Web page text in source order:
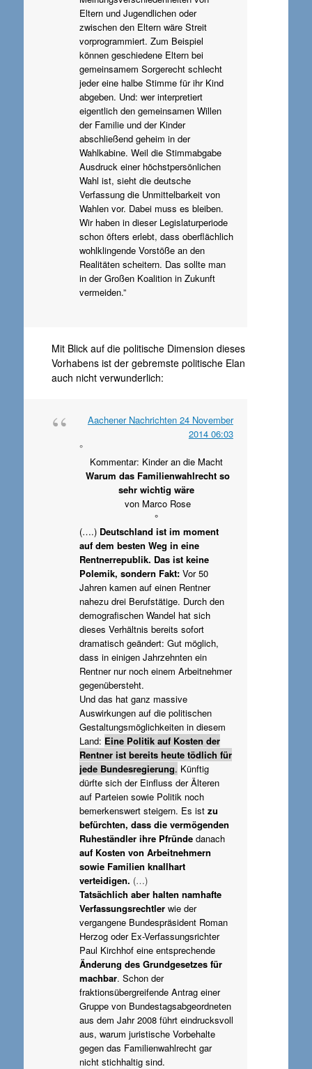
Eltern und Jugendlichen oder
zwischen den Eltern wäre Streit
vorprogrammiert. Zum Beispiel
können geschiedene Eltern bei
gemeinsamem Sorgerecht schlecht
jeder eine halbe Stimme für ihr Kind
abgeben. Und: wer interpretiert
eigentlich den gemeinsamen Willen
der Familie und der Kinder
abschließend geheim in der
Wahlkabine. Weil die Stimmabgabe
Ausdruck einer höchstpersönlichen
Wahl ist, sieht die deutsche
Verfassung die Unmittelbarkeit von
Wahlen vor. Dabei muss es bleiben.
Wir haben in dieser Legislaturperiode
schon öfters erlebt, dass oberflächlich
wohlklingende Vorstöße an den
Realitäten scheitern. Das sollte man
in der Großen Koalition in Zukunft
vermeiden.”
Mit Blick auf die politische Dimension dieses
Vorhabens ist der gebremste politische Elan
auch nicht verwunderlich:
Aachener Nachrichten 24 November
2014 06:03
°
Kommentar: Kinder an die Macht
Warum das Familienwahlrecht so
sehr wichtig wäre
von Marco Rose
°
(….)Deutschland ist im moment
auf dem besten Weg in eine
Rentnerrepublik. Das ist keine
Polemik, sondern Fakt:Vor 50
Jahren kamen auf einen Rentner
nahezu drei Berufstätige. Durch den
demografischen Wandel hat sich
dieses Verhältnis bereits sofort
dramatisch geändert: Gut möglich,
dass in einigen Jahrzehnten ein
Rentner nur noch einem Arbeitnehmer
gegenübersteht.
Und das hat ganz massive
Auswirkungen auf die politischen
Gestaltungsmöglichkeiten in diesem
Land: Eine Politik auf Kosten der
Rentner ist bereits heute tödlich für
jede Bundesregierung. Künftig
dürfte sich der Einfluss der Älteren
auf Parteien sowie Politik noch
bemerkenswert steigern. Es ist zu
befürchten, dass die vermögenden
Ruheständler ihre Pfründe danach
auf Kosten von Arbeitnehmern
sowie Familien knallhart
verteidigen. (…)
Tatsächlich aber halten namhafte
Verfassungsrechtler wie der
vergangene Bundespräsident Roman
Herzog oder Ex-Verfassungsrichter
Paul Kirchhof eine entsprechende
Änderung des Grundgesetzes für
machbar. Schon der
fraktionsübergreifende Antrag einer
Gruppe von Bundestagsabgeordneten
aus dem Jahr 2008 führt eindrucksvoll
aus, warum juristische Vorbehalte
gegen das Familienwahlrecht gar
nicht stichhaltig sind.